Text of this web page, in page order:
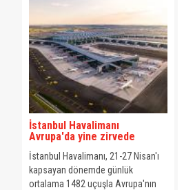
İstanbul Havalimanı
Avrupa'da yine zirvede
İstanbul Havalimanı, 21-27 Nisan'ı
kapsayan dönemde günlük
ortalama 1482 uçuşla Avrupa'nın